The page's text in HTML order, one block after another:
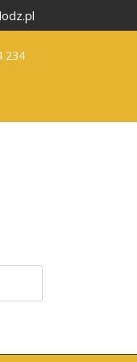
234